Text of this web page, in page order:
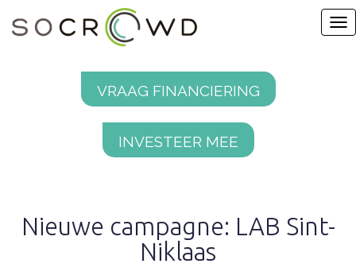
Vraag financiering
Investeer mee
Nieuwe campagne: LAB Sint-
Niklaas